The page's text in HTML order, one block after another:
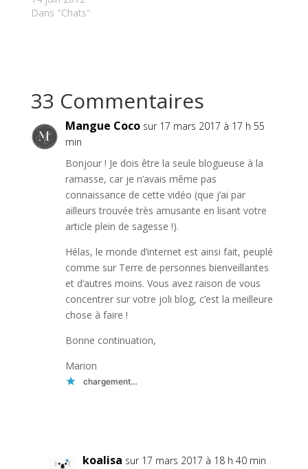
Dans "Chats"
33 Commentaires
Mangue Coco sur 17 mars 2017 à 17 h 55
min
Bonjour ! Je dois être la seule blogueuse à la
ramasse, car je n’avais même pas
connaissance de cette vidéo (que j’ai par
ailleurs trouvée très amusante en lisant votre
article plein de sagesse !).
Hélas, le monde d’internet est ainsi fait, peuplé
comme sur Terre de personnes bienveillantes
et d’autres moins. Vous avez raison de vous
concentrer sur votre joli blog, c’est la meilleure
chose à faire !
Bonne continuation,
Marion
chargement…
koalisa sur 17 mars 2017 à 18 h 40 min